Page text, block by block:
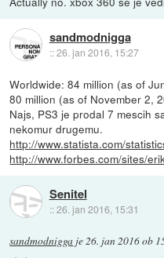
sandmodnigga
::26. jan 2016, 15:27
Worldwide: 84 million (as of
80 million (as of November 2,
Najs, PS3 je prodal 7 mescih
nekomur drugemu.
http://www.statista.com/
http://www.forbes.com/sites/
Senitel
::26. jan 2016, 15:31
sandmodnigga je26. jan 2016 ob